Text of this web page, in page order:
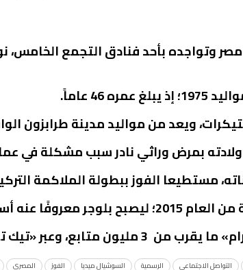
مصر وتواجده بأحد فنادق التجمع
46 عاماً.
ويعد من مواليد مدينة طرابزون
بمرض وراثي نادر سبب مشكلة في
الفوز ببطولة الملاكمة التركية
أسلوبه المختلف.
«تيك توك» حوالي 3.2 مليون.
التواصل الاجتماعي الرسمية السوشيال ميديا الفوز المصري